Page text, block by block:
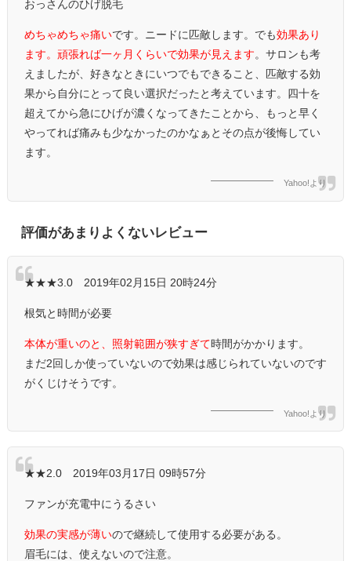
おっさんのひげ脱毛
めちゃめちゃ痛いです。ニードに匹敵します。でも効果あり
ます。頑張れば一ヶ月くらいで効果が見えます 。サロンも考
えましたが、好きなときにいつでもできること、匹敵する効
果から自分にとって良い選択だったと考えています。四十を
超えてから急にひげが濃くなってきたことから、もっと早く
やってれば痛みも少なかったのかなぁとその点が後悔してい
ます。
Yahoo!より
評価があまりよくないレビュー
★★★3.0 2019年02月15日 20時24分
根気と時間が必要
本体が重いのと、照射範囲が狭すぎて時間がかかります。
まだ2回しか使っていないので効果は感じられていないのです
がくじけそうです。
Yahoo!より
★★2.0 2019年03月17日 09時57分
ファンが充電中にうるさい
効果の実感が薄いので継続して使用する必要がある。
眉毛には、使えないので注意。